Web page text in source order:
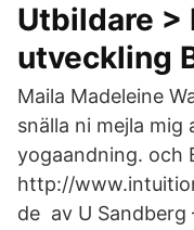
Utbildare >
utveckling
Maila Madeleine
snälla ni mejla
yogaandning. och
http://
de av U